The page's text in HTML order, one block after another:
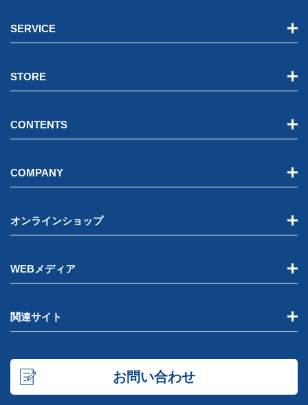
SERVICE
STORE
CONTENTS
COMPANY
オンラインショップ
WEBメディア
関連サイト
お問い合わせ